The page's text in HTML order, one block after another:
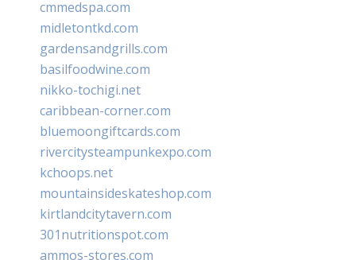
cmmedspa.com
midletontkd.com
gardensandgrills.com
basilfoodwine.com
nikko-tochigi.net
caribbean-corner.com
bluemoongiftcards.com
rivercitysteampunkexpo.com
kchoops.net
mountainsideskateshop.com
kirtlandcitytavern.com
301nutritionspot.com
ammos-stores.com